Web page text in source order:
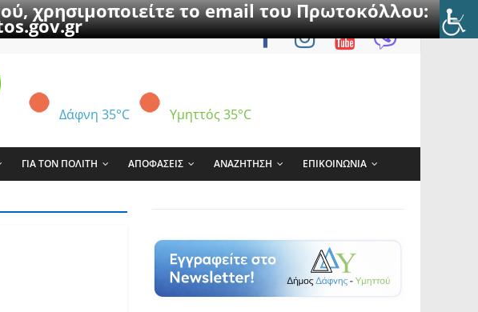
χρησιμοποιείτε το email του Πρωτοκόλλου:
Δάφνη 35°C Υμηττός 35°C
ΓΙΑ ΤΟΝ ΠΟΛΙΤΗ ΑΠΟΦΑΣΕΙΣ ΑΝΑΖΗΤΗΣΗ ΕΠΙΚΟΙΝΩΝΙΑ